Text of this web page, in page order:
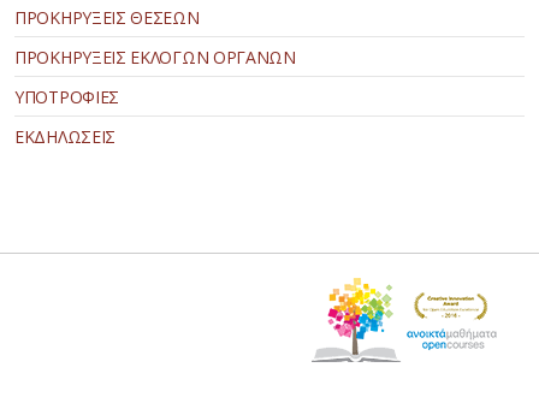
ΠΡΟΚΗΡΥΞΕΙΣ ΘΕΣΕΩΝ
ΠΡΟΚΗΡΥΞΕΙΣ ΕΚΛΟΓΩΝ ΟΡΓΑΝΩΝ
ΥΠΟΤΡΟΦΙΕΣ
ΕΚΔΗΛΩΣΕΙΣ